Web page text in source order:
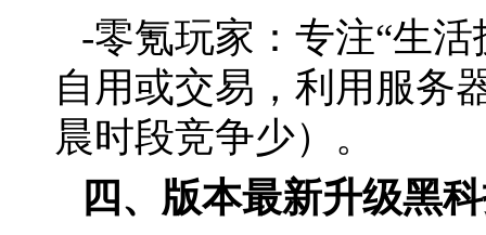
-零氪玩家：专注“生
自用或交易，利用服务
晨时段竞争少）。
四、版本最新升级黑